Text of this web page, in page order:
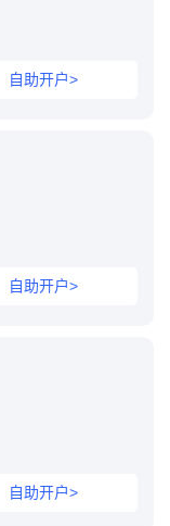
自助开户>
自助开户>
自助开户>